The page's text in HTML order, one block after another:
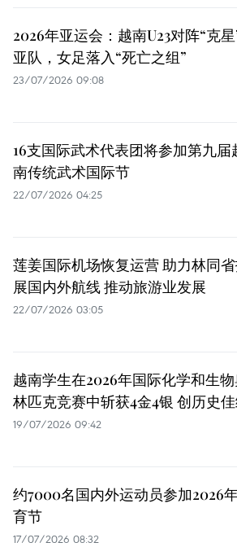
2026年亚运会：越南U23对阵“克星
亚队，女足落入“死亡之组”
23/07/2026 09:08
16支国际武术代表团将参加第九届
南传统武术国际节
22/07/2026 04:25
莲姜国际机场恢复运营 助力林同
展国内外航线 推动旅游业发展
22/07/2026 03:05
越南学生在2026年国际化学和生
林匹克竞赛中斩获4金4银 创历史
19/07/2026 09:42
约7000名国内外运动员参加2026
育节
17/07/2026 08:32